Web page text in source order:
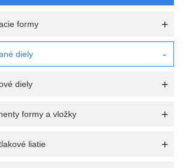
formy
diely
diely
formy a vložky
liatie